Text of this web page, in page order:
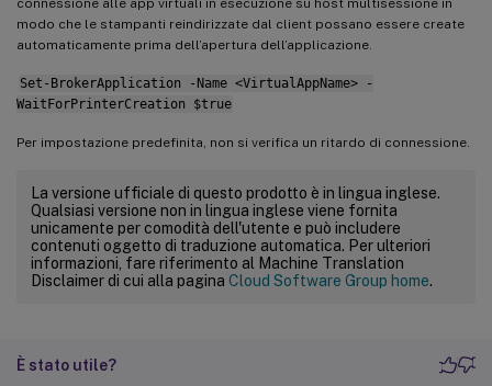
modo che le stampanti reindirizzate dal client possano essere create
automaticamente prima dell’apertura dell’applicazione.
Set-BrokerApplication -Name <VirtualAppName> -
WaitForPrinterCreation $true
Per impostazione predefinita, non si verifica un ritardo di connessione.
La versione ufficiale di questo prodotto è in lingua inglese.
Qualsiasi versione non in lingua inglese viene fornita
unicamente per comodità dell'utente e può includere
contenuti oggetto di traduzione automatica. Per ulteriori
informazioni, fare riferimento al Machine Translation
Disclaimer di cui alla pagina Cloud Software Group home.
È stato utile?